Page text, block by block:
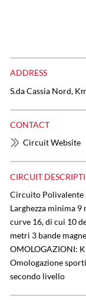
ADDRESS
S.da Cassia Nord,
CONTACT
Circuit Website
CIRCUIT
Circuito
Larghezza minima
curve 16, di cui 10
metri 3 bande
OMOLOGAZIONI:
Omologazione
secondo livello